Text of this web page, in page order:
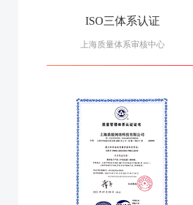
ISO三体系认证
上海质量体系审核中心